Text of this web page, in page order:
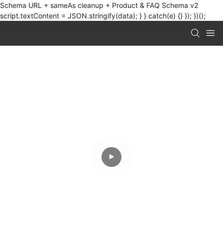
Schema URL + sameAs cleanup + Product & FAQ Schema v2
script.textContent = JSON.stringify(data); } } catch(e) {} }); })();